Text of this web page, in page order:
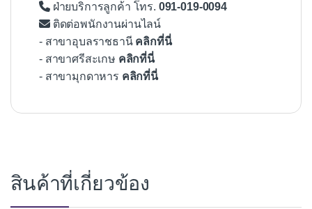
ฝ่ายบริการลูกค้า โทร. 091-019-0094
ติดต่อพนักงานผ่านไลน์
- สาขาอุบลราชธานี คลิกที่นี่
- สาขาศรีสะเกษ คลิกที่นี่
- สาขามุกดาหาร คลิกที่นี่
สินค้าที่เกี่ยวข้อง